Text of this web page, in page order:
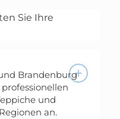
Sie Ihre
Brandenburg
und
an.